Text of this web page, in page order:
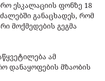
ესკალაციის ფონზე 18
განაცხადეს, რომ
მოქმედების გეგმა
ამ
დანაყოფების მზაობის